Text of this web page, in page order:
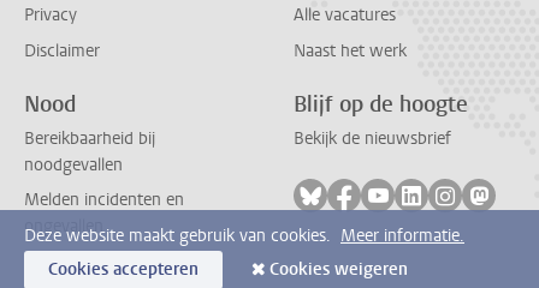
Privacy
Disclaimer
Alle vacatures
Naast het werk
Nood
Bereikbaarheid bij
noodgevallen
Melden incidenten en
ongevallen
Blijf op de hoogte
Bekijk de nieuwsbrief
Volg ons op bluesky
Volg ons op facebook
Volg ons op
Volg ons op
Volg ons
Volg
Deze website maakt gebruik van cookies. Meer informatie.
Cookies accepteren
Cookies weigeren